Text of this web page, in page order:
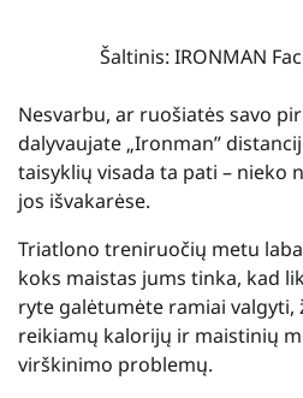
Šaltinis: IRONMAN
Nesvarbu, ar ruošiatės savo
dalyvaujate „Ironman”
taisyklių visada ta pati – nieko
jos išvakarėse.
Triatlono treniruočių metu
koks maistas jums tinka, kad
ryte galėtumėte ramiai valgyti,
reikiamų kalorijų ir maistinių
virškinimo problemų.